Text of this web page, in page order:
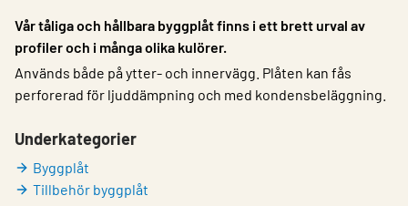
Hållbarhet
Om Lindab
Kontakt
Logga in
Choose languge
Sweden
Vår tåliga och hållbara byggplåt finns i ett brett urval av
profiler och i många olika kulörer.
Används både på ytter- och innervägg. Plåten kan fås
perforerad för ljuddämpning och med kondensbeläggning.
Underkategorier
Byggplåt
Tillbehör byggplåt